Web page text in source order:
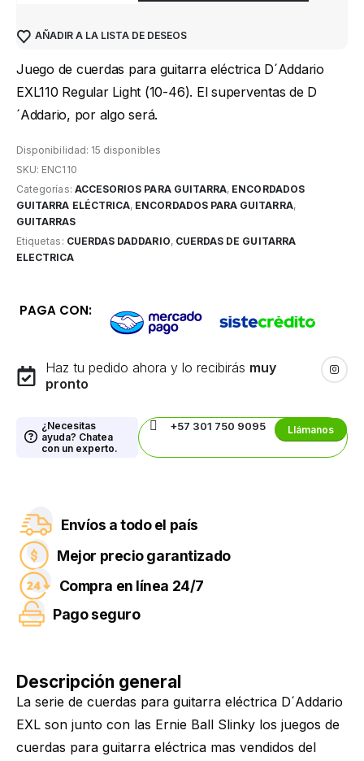
AÑADIR A LA LISTA DE DESEOS
Juego de cuerdas para guitarra eléctrica D´Addario
EXL110 Regular Light (10-46). El superventas de D
´Addario, por algo será.
Disponibilidad: 15 disponibles
SKU: ENC110
Categorías: ACCESORIOS PARA GUITARRA, ENCORDADOS
GUITARRA ELÉCTRICA, ENCORDADOS PARA GUITARRA,
GUITARRAS
Etiquetas: CUERDAS DADDARIO, CUERDAS DE GUITARRA
ELECTRICA
PAGA CON:
Haz tu pedido ahora y lo recibirás muy
pronto
¿Necesitas
ayuda? Chatea
con un experto.
+57 301 750 9095 Llámanos
Envíos a todo el país
Mejor precio garantizado
Compra en línea 24/7
Pago seguro
Descripción general
La serie de cuerdas para guitarra eléctrica D´Addario
EXL son junto con las Ernie Ball Slinky los juegos de
cuerdas para guitarra eléctrica mas vendidos del